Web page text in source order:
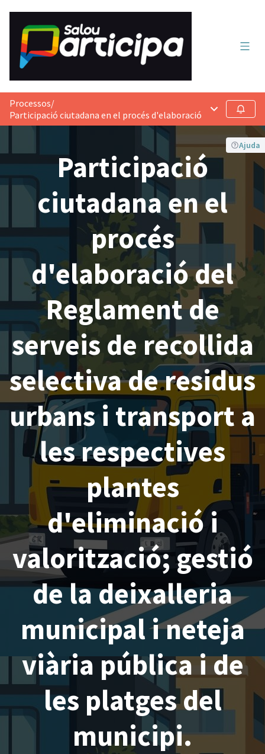
Processos/
Participació ciutadana en el procés d'elaboració delMenú Seguir
Ajuda
Participació
ciutadana en el
procés
d'elaboració del
Reglament de
serveis de recollida
selectiva de residus
urbans i transport a
les respectives
plantes
d'eliminació i
valorització; gestió
de la deixalleria
municipal i neteja
viària pública i de
les platges del
municipi.